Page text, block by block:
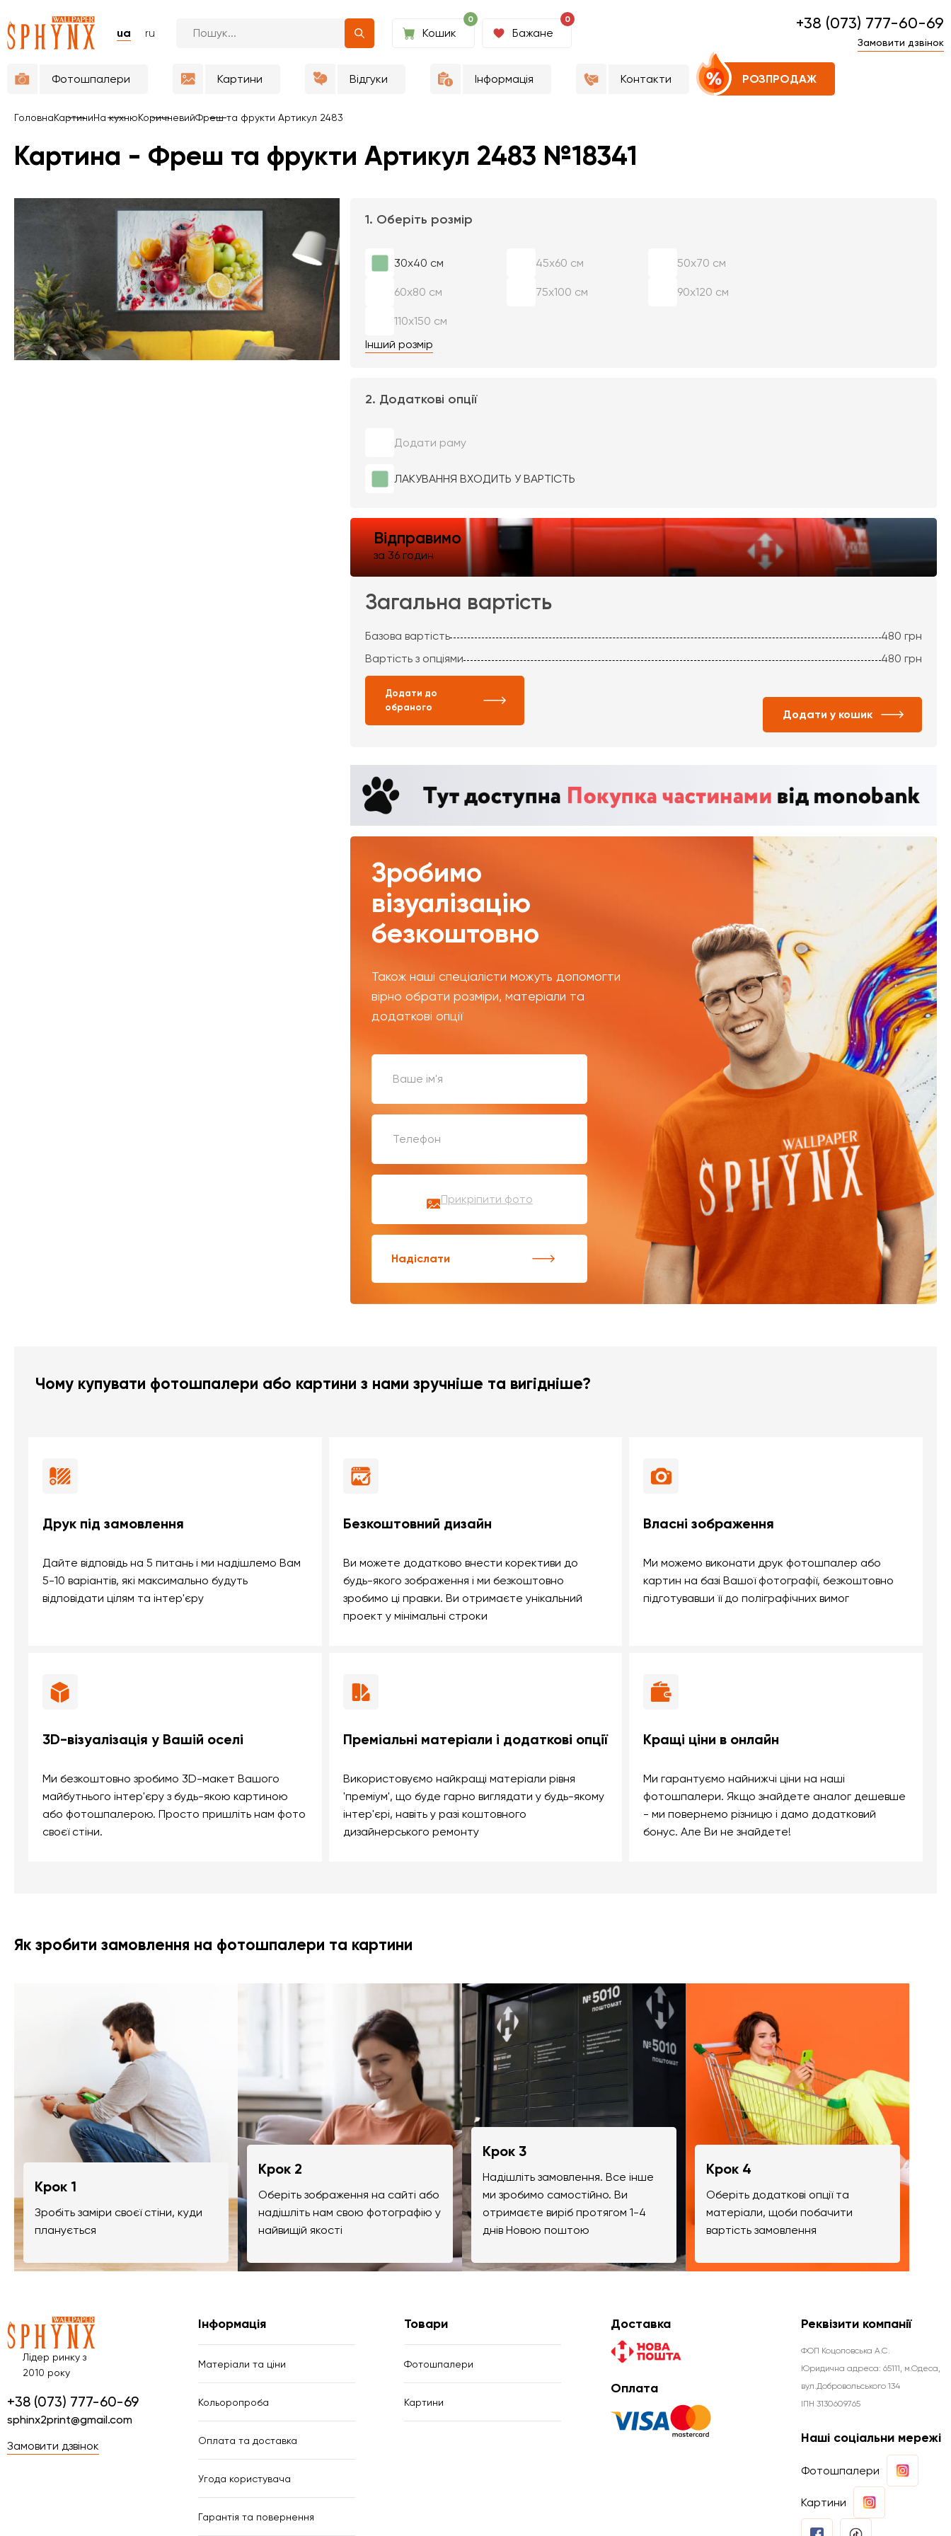
ua ru
0
Кошик
0
Бажане
+38 (073) 777-60-69
Замовити дзвінок
Фотошпалери Картини Відгуки Інформація Контакти РОЗПРОДАЖ
ГоловнаКартиниНа кухнюКоричневийФреш та фрукти Артикул 2483
Картина - Фреш та фрукти Артикул 2483 №18341
1. Оберіть розмір
30х40 см 45х60 см 50х70 см
60х80 см 75х100 см 90х120 см
110х150 см
Інший розмір
2. Додаткові опції
Додати раму
ЛАКУВАННЯ ВХОДИТЬ У ВАРТІСТЬ
Відправимо
за 36 годин
Загальна вартість
Базова вартість 480 грн
Вартість з опціями
480 грн
Додати до
обраного
Додати у кошик
Зробимо
візуалізацію
безкоштовно
Також наші спеціалісти можуть допомогти
вірно обрати розміри, матеріали та
додаткові опції
Прикріпити фото
Надіслати
Чому купувати фотошпалери або картини з нами зручніше та вигідніше?
Друк під замовлення
Дайте відповідь на 5 питань і ми надішлемо Вам
5-10 варіантів, які максимально будуть
відповідати цілям та інтер'єру
Безкоштовний дизайн
Ви можете додатково внести корективи до
будь-якого зображення і ми безкоштовно
зробимо ці правки. Ви отримаєте унікальний
проект у мінімальні строки
Власні зображення
Ми можемо виконати друк фотошпалер або
картин на базі Вашої фотографії, безкоштовно
підготувавши її до поліграфічних вимог
3D-візуалізація у Вашій оселі
Ми безкоштовно зробимо 3D-макет Вашого
майбутнього інтер'єру з будь-якою картиною
або фотошпалерою. Просто пришліть нам фото
своєї стіни.
Преміальні матеріали і додаткові опції
Використовуємо найкращі матеріали рівня
'преміум', що буде гарно виглядати у будь-якому
інтер'єрі, навіть у разі коштовного
дизайнерського ремонту
Кращі ціни в онлайн
Ми гарантуємо найнижчі ціни на наші
фотошпалери. Якщо знайдете аналог дешевше
- ми повернемо різницю і дамо додатковий
бонус. Але Ви не знайдете!
Як зробити замовлення на фотошпалери та картини
Крок 1
Зробіть заміри своєї стіни, куди
планується
Крок 2
Оберіть зображення на сайті або
надішліть нам свою фотографію у
найвищій якості
Крок 3
Надішліть замовлення. Все інше
ми зробимо самостійно. Ви
отримаєте виріб протягом 1-4
днів Новою поштою
Крок 4
Оберіть додаткові опції та
матеріали, щоби побачити
вартість замовлення
Лідер ринку з
2010 року
+38 (073) 777-60-69
sphinx2print@gmail.com
Замовити дзвінок
Інформація
Матеріали та ціни
Кольоропроба
Оплата та доставка
Угода користувача
Гарантія та повернення
Товари
Фотошпалери
Картини
Доставка
Оплата
Реквізити компанії
ФОП Коцоловська А.С.
Юридична aдреса: 65111, м.Одеса,
вул.Добровольського 134
ІПН 3130609765
Наші соціальни мережі
Фотошпалери
Картини